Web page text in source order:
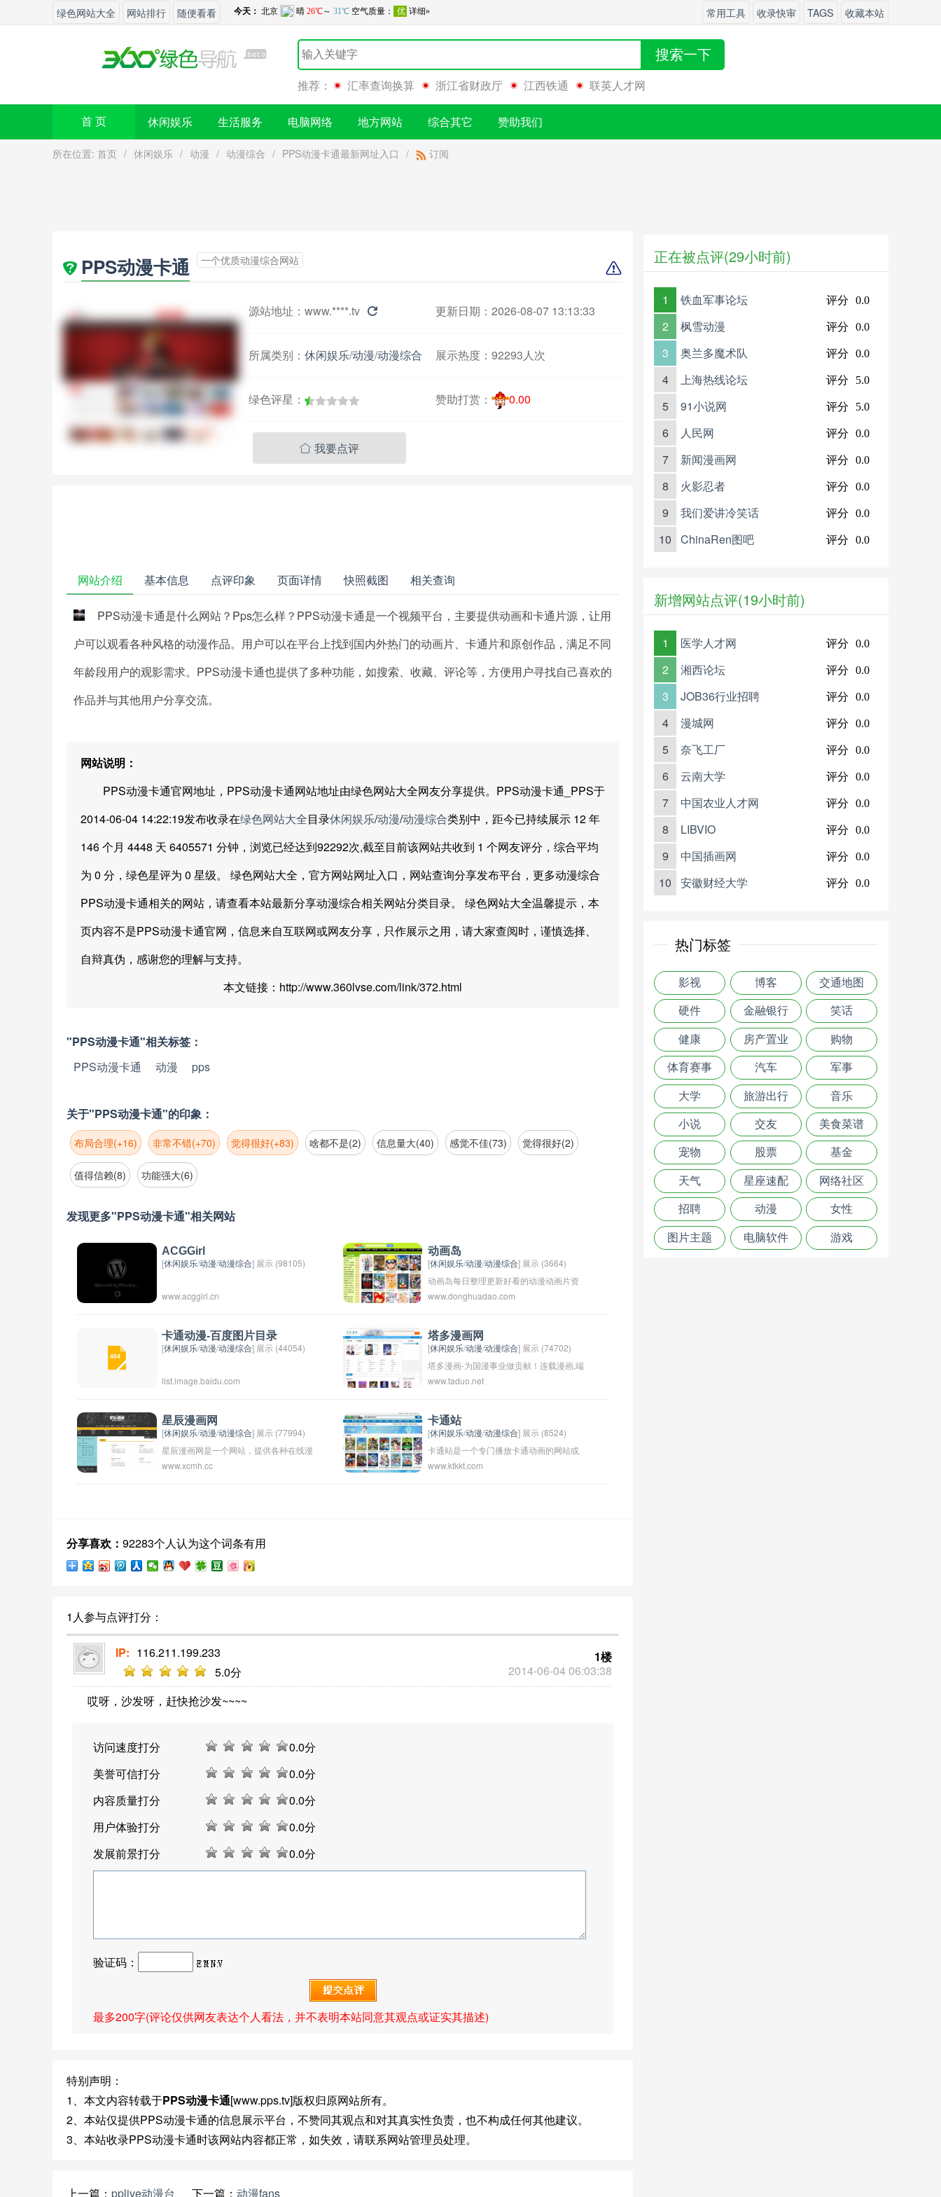
绿色网站大全 网站排行 随便看看 常用工具 收录快审 TAGS 收藏本站
搜索一下
推荐： 汇率查询换算 浙江省财政厅 江西铁通 联英人才网
首 页 休闲娱乐 生活服务 电脑网络 地方网站 综合其它 赞助我们
所在位置: 首页 / 休闲娱乐 / 动漫 / 动漫综合 / PPS动漫卡通最新网址入口 / 订阅
PPS动漫卡通 一个优质动漫综合网站
源站地址： www.****.tv  更新日期：2026-08-07 13:13:33
所属类别： 休闲娱乐/动漫/动漫综合 展示热度： 92293人次
绿色评星： 赞助打赏： 0.00
 我要点评
网站介绍 基本信息 点评印象 页面详情 快照截图 相关查询
PPS动漫卡通是什么网站？Pps怎么样？PPS动漫卡通是一个视频平台，主要提供动画和卡通片源，让用
户可以观看各种风格的动漫作品。用户可以在平台上找到国内外热门的动画片、卡通片和原创作品，满足不同
年龄段用户的观影需求。PPS动漫卡通也提供了多种功能，如搜索、收藏、评论等，方便用户寻找自己喜欢的
作品并与其他用户分享交流。
网站说明：
PPS动漫卡通官网地址，PPS动漫卡通网站地址由绿色网站大全网友分享提供。PPS动漫卡通_PPS于
2014-06-04 14:22:19发布收录在绿色网站大全目录休闲娱乐/动漫/动漫综合类别中，距今已持续展示 12 年
146 个月 4448 天 6405571 分钟，浏览已经达到92292次,截至目前该网站共收到 1 个网友评分，综合平均
为 0 分，绿色星评为 0 星级。 绿色网站大全，官方网站网址入口，网站查询分享发布平台，更多动漫综合
PPS动漫卡通相关的网站，请查看本站最新分享动漫综合相关网站分类目录。 绿色网站大全温馨提示，本
页内容不是PPS动漫卡通官网，信息来自互联网或网友分享，只作展示之用，请大家查阅时，谨慎选择、
自辩真伪，感谢您的理解与支持。
本文链接：http://www.360lvse.com/link/372.html
"PPS动漫卡通"相关标签：
PPS动漫卡通
动漫 pps
关于"PPS动漫卡通"的印象：
布局合理(+16) 非常不错(+70) 觉得很好(+83) 啥都不是(2) 信息量大(40) 感觉不佳(73) 觉得很好(2)
值得信赖(8) 功能强大(6)
发现更多"PPS动漫卡通"相关网站
ACGGirl
[休闲娱乐/动漫/动漫综合] 展示 (98105)
www.acggirl.cn
动画岛
[休闲娱乐/动漫/动漫综合] 展示 (3664)
动画岛每日整理更新好看的动漫动画片资
源，提供人民群众喜闻乐见的日本新番动
在线观看。
www.donghuadao.com
卡通动漫-百度图片目录
[休闲娱乐/动漫/动漫综合] 展示 (44054)
list.image.baidu.com
塔多漫画网
[休闲娱乐/动漫/动漫综合] 展示 (74702)
塔多漫画-为国漫事业做贡献！连载漫画,端
脑漫画,驭灵师漫画,一人之下漫画,读者和主
费漫画,端脑动漫尽在塔多漫画。
www.taduo.net
星辰漫画网
[休闲娱乐/动漫/动漫综合] 展示 (77994)
星辰漫画网是一个网站，提供各种在线漫
画阅读服务。用户可以在该网站上免费阅
到自己喜欢的漫画作品。同时，用户也可
态。
www.xcmh.cc
卡通站
[休闲娱乐/动漫/动漫综合] 展示 (8524)
卡通站是一个专门播放卡通动画的网站或
电视频道。这些卡通站通常会播放各种类
www.ktkkt.com
分享喜欢： 92283个人认为这个词条有用
1人参与点评打分：
2014-06-04 06:03:38
1楼
IP: 116.211.199.233
5.0分
哎呀，沙发呀，赶快抢沙发~~~~
访问速度打分 0.0分
美誉可信打分
0.0分
内容质量打分
0.0分
用户体验打分
0.0分
发展前景打分
0.0分
验证码：
最多200字(评论仅供网友表达个人看法，并不表明本站同意其观点或证实其描述)
特别声明：
1、本文内容转载于PPS动漫卡通[www.pps.tv]版权归原网站所有。
2、本站仅提供PPS动漫卡通的信息展示平台，不赞同其观点和对其真实性负责，也不构成任何其他建议。
3、本站收录PPS动漫卡通时该网站内容都正常，如失效，请联系网站管理员处理。
上一篇： pplive动漫台 下一篇： 动漫fans
正在被点评(29小时前)
1 铁血军事论坛 评分 0.0
2 枫雪动漫 评分 0.0
3 奥兰多魔术队 评分 0.0
4 上海热线论坛 评分 5.0
5 91小说网 评分 5.0
6 人民网 评分 0.0
7 新闻漫画网 评分 0.0
8 火影忍者 评分 0.0
9 我们爱讲冷笑话 评分 0.0
10 ChinaRen图吧 评分 0.0
新增网站点评(19小时前)
1 医学人才网 评分 0.0
2 湘西论坛 评分 0.0
3 JOB36行业招聘 评分 0.0
4 漫城网 评分 0.0
5 奈飞工厂 评分 0.0
6 云南大学 评分 0.0
7 中国农业人才网 评分 0.0
8 LIBVIO 评分 0.0
9 中国插画网 评分 0.0
10 安徽财经大学 评分 0.0
热门标签
影视 博客 交通地图
硬件 金融银行 笑话
健康 房产置业 购物
体育赛事 汽车 军事
大学 旅游出行 音乐
小说 交友 美食菜谱
宠物 股票 基金
天气 星座速配 网络社区
招聘 动漫 女性
图片主题 电脑软件 游戏